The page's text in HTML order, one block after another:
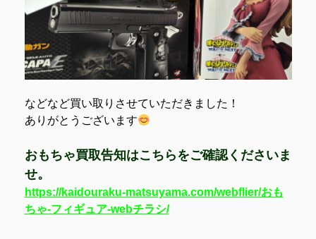
などなど買い取りさせていただきました！
ありがとうございます
おもちゃ買取告知はこちらをご確認くださいま
せ。
https://kaidouraku-matsuyama.com/webflier/おも
ちゃ-フィギュア-webチラシ/